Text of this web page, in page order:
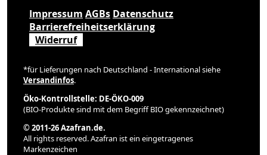
Impressum AGBs Datenschutz
Barrierefreiheitserklärung
Widerruf
*für Lieferungen nach Deutschland - International siehe
Versandinfos.
Öko-Kontrollstelle: DE-ÖKO-009
(BIO-Produkte sind mit dem Begriff BIO gekennzeichnet)
© 2011-26 Azafran.de.
All rights reserved. Azafran ist ein eingetragenes
Markenzeichen